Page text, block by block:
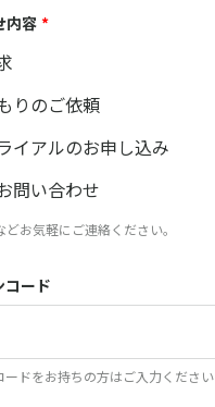
内容 *
りのご依頼
イアルのお申し込み
問い合わせ
お気軽にご連絡ください。
コード
ードをお持ちの方はご入力ください